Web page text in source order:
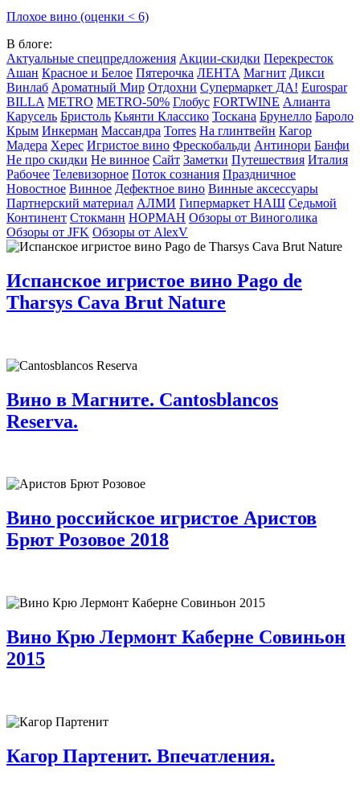
Плохое вино (оценки < 6)
В блоге:
Актуальные спецпредложения Акции-скидки Перекресток
Ашан Красное и Белое Пятерочка ЛЕНТА Магнит Дикси
Винлаб Ароматный Мир Отдохни Супермаркет ДА! Eurospar
BILLA METRO METRO-50% Глобус FORTWINE Алианта
Карусель Бристоль Кьянти Классико Тоскана Брунелло Бароло
Крым Инкерман Массандра Torres На глинтвейн Кагор
Мадера Херес Игристое вино Фрескобальди Антинори Банфи
Не про скидки Не винное Сайт Заметки Путешествия Италия
Рабочее Телевизорное Поток сознания Праздничное
Новостное Винное Дефектное вино Винные аксессуары
Партнерский материал АЛМИ Гипермаркет НАШ Седьмой
Континент Стокманн НОРМАН Обзоры от Виноголика
Обзоры от JFK Обзоры от AlexV
Испанское игристое вино Pago de
Tharsys Cava Brut Nature
Вино в Магните. Cantosblancos
Reserva.
Вино российское игристое Аристов
Брют Розовое 2018
Вино Крю Лермонт Каберне Совиньон
2015
Кагор Партенит. Впечатления.